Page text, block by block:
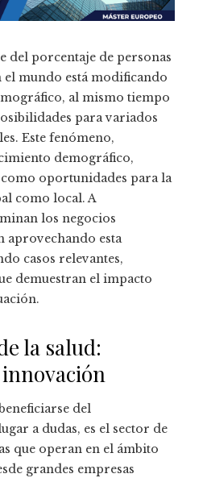
del porcentaje de personas
el mundo está modificando
al mismo tiempo
para variados
Este fenómeno,
demográfico,
oportunidades para la
como local. A
los negocios
aprovechando esta
casos relevantes,
demuestran el impacto
la salud:
del
a dudas, es el sector de
que operan en el ámbito
grandes empresas